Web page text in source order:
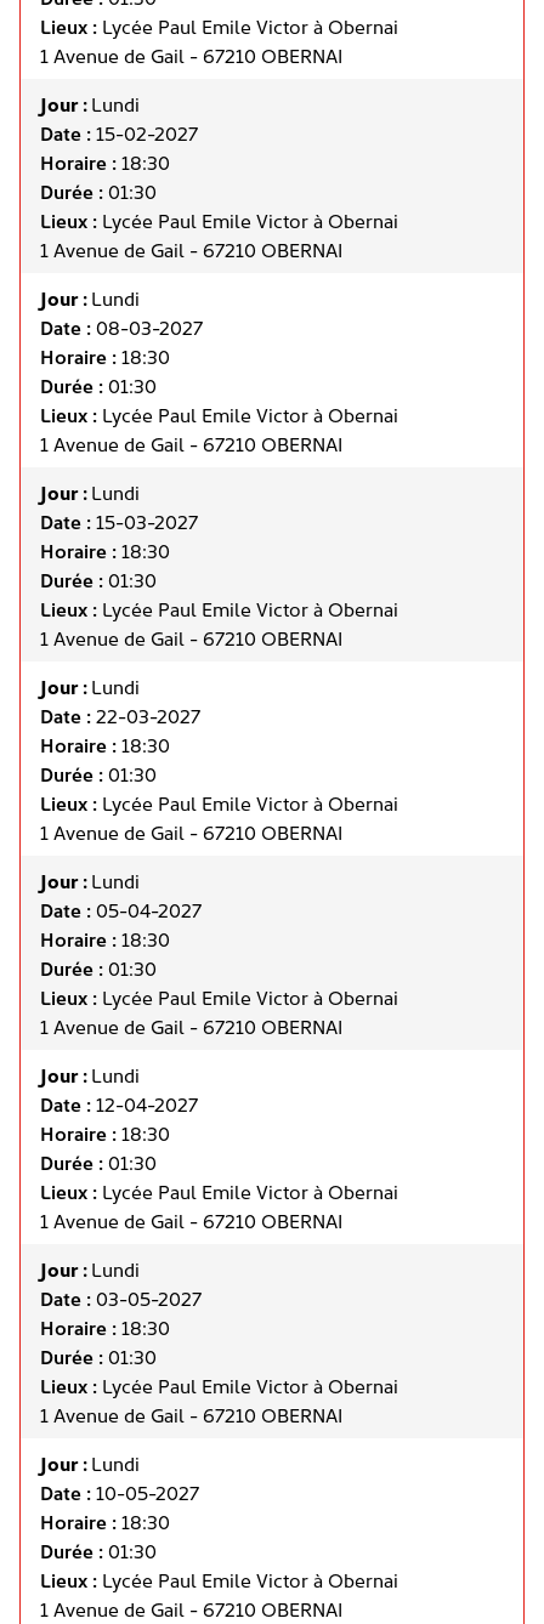
Lieux : Lycée Paul Emile Victor à Obernai
1 Avenue de Gail - 67210 OBERNAI
Jour :Lundi
Date :15-02-2027
Horaire :18:30
Durée :01:30
Lieux : Lycée Paul Emile Victor à Obernai
1 Avenue de Gail - 67210 OBERNAI
Jour :Lundi
Date :08-03-2027
Horaire :18:30
Durée :01:30
Lieux : Lycée Paul Emile Victor à Obernai
1 Avenue de Gail - 67210 OBERNAI
Jour :Lundi
Date :15-03-2027
Horaire :18:30
Durée :01:30
Lieux : Lycée Paul Emile Victor à Obernai
1 Avenue de Gail - 67210 OBERNAI
Jour :Lundi
Date :22-03-2027
Horaire :18:30
Durée :01:30
Lieux : Lycée Paul Emile Victor à Obernai
1 Avenue de Gail - 67210 OBERNAI
Jour :Lundi
Date :05-04-2027
Horaire :18:30
Durée :01:30
Lieux : Lycée Paul Emile Victor à Obernai
1 Avenue de Gail - 67210 OBERNAI
Jour :Lundi
Date :12-04-2027
Horaire :18:30
Durée :01:30
Lieux : Lycée Paul Emile Victor à Obernai
1 Avenue de Gail - 67210 OBERNAI
Jour :Lundi
Date :03-05-2027
Horaire :18:30
Durée :01:30
Lieux : Lycée Paul Emile Victor à Obernai
1 Avenue de Gail - 67210 OBERNAI
Jour :Lundi
Date :10-05-2027
Horaire :18:30
Durée :01:30
Lieux : Lycée Paul Emile Victor à Obernai
1 Avenue de Gail - 67210 OBERNAI